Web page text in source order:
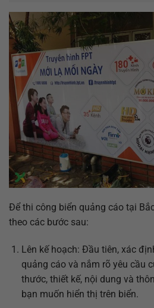
Để thi công biển quảng cáo tại
theo các bước sau:
Lên kế hoạch: Đầu tiên, xác
quảng cáo và nắm rõ yêu cầu
thước, thiết kế, nội dung và
bạn muốn hiển thị trên biển.